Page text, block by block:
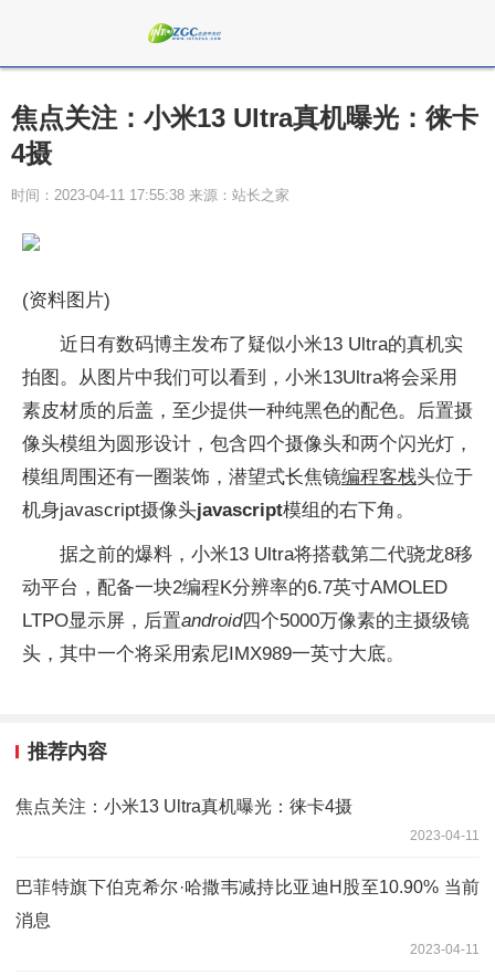
焦点关注：小米13 Ultra真机曝光：徕卡
4摄
时间：2023-04-11 17:55:38 来源：站长之家
(资料图片)
近日有数码博主发布了疑似小米13 Ultra的真机实
拍图。从图片中我们可以看到，小米13Ultra将会采用
素皮材质的后盖，至少提供一种纯黑色的配色。后置摄
像头模组为圆形设计，包含四个摄像头和两个闪光灯，
模组周围还有一圈装饰，潜望式长焦镜编程客栈头位于
机身javascript摄像头javascript模组的右下角。
据之前的爆料，小米13 Ultra将搭载第二代骁龙8移
动平台，配备一块2编程K分辨率的6.7英寸AMOLED
LTPO显示屏，后置android四个5000万像素的主摄级镜
头，其中一个将采用索尼IMX989一英寸大底。
推荐内容
焦点关注：小米13 Ultra真机曝光：徕卡4摄
2023-04-11
巴菲特旗下伯克希尔·哈撒韦减持比亚迪H股至10.90% 当前
消息
2023-04-11